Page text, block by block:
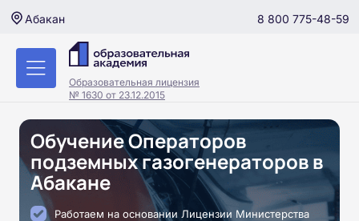
Абакан 8 800 775-48-59
Образовательная лицензия
№ 1630 от 23.12.2015
Обучение Операторов
подземных газогенераторов в
Абакане
Работаем на основании Лицензии Министерства